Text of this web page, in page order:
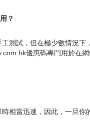
？
測試，但在極少數情況
優惠碼專門用於在
相當迅速，因此，一旦